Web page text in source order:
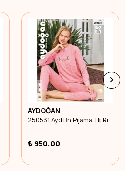
AYDOĞAN
250531 Ayd.Bn.Pıjama Tk.Rıbana Bıs. U.Kol Xl Beden
₺ 950.00